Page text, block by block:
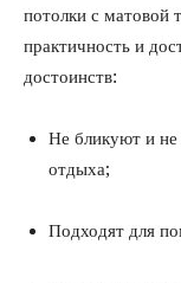
потолки с матовой
практичность и
достоинств:
Не бликуют и
отдыха;
Подходят для